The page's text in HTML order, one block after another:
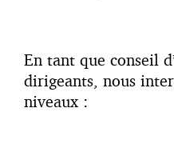
En tant que conseil
dirigeants, nous
niveaux :